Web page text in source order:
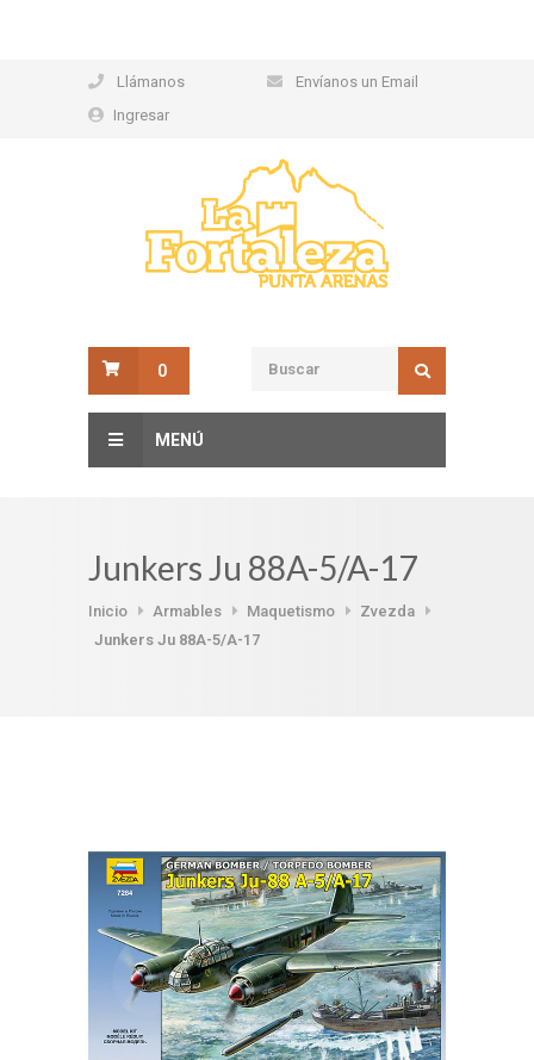
Llámanos
Envíanos un Email
Ingresar
0
MENÚ
Junkers Ju 88A-5/A-17
Inicio Armables Maquetismo
Zvezda
Junkers Ju 88A-5/A-17